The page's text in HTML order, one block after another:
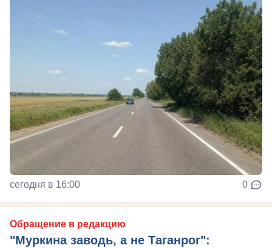
сегодня в 16:00 0
Обращение в редакцию
"Муркина заводь, а не Таганрог":